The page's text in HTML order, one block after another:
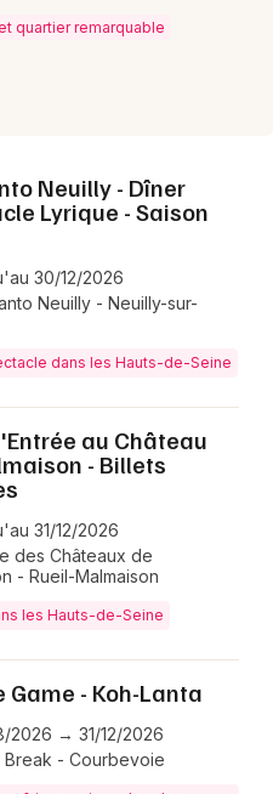
quartier remarquable
Neuilly - Dîner
Lyrique - Saison
30/12/2026
Neuilly - Neuilly-sur-
dans les Hauts-de-Seine
au Château
- Billets
31/12/2026
des Châteaux de
- Rueil-Malmaison
les Hauts-de-Seine
Game - Koh-Lanta
2026 → 31/12/2026
Break - Courbevoie